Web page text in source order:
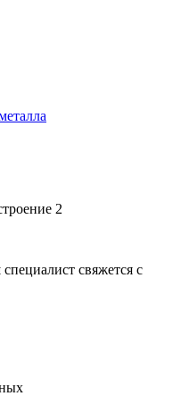
2
свяжется с